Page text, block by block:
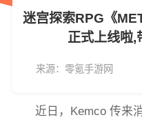
迷宫探索RPG《
正式上线啦,
来源：零氪手游网
近日，Kemco 传来